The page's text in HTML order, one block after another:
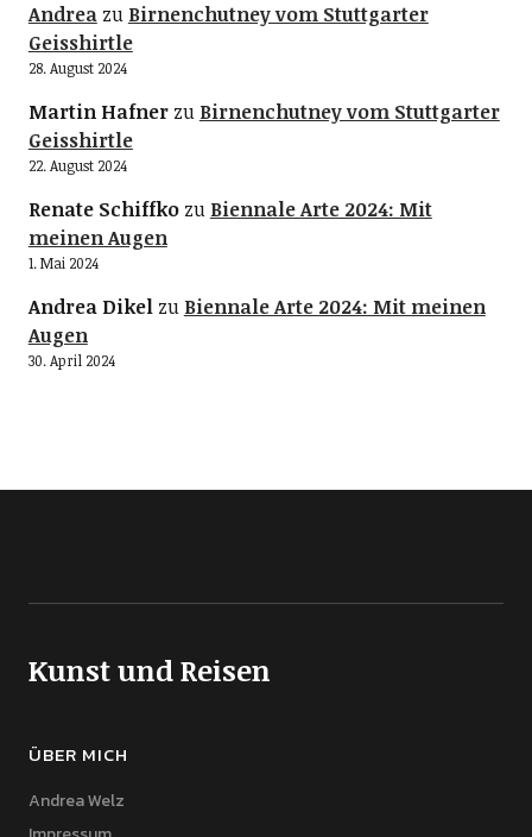
Andreazu Birnenchutney vom Stuttgarter
Geisshirtle
28. August 2024
Martin Hafnerzu Birnenchutney vom Stuttgarter
Geisshirtle
22. August 2024
Renate Schiffkozu Biennale Arte 2024: Mit
meinen Augen
1. Mai 2024
Andrea Dikelzu Biennale Arte 2024: Mit meinen
Augen
30. April 2024
Kunst und Reisen
ÜBER MICH
Andrea Welz